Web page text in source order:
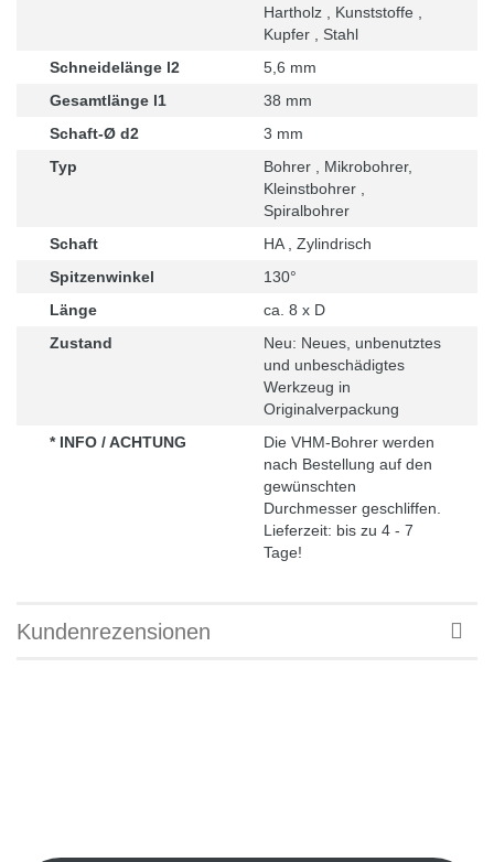
Hartholz , Kunststoffe ,
Kupfer , Stahl
Schneidelänge l2
5,6 mm
Gesamtlänge l1
38 mm
Schaft-Ø d2
3 mm
Typ
Bohrer , Mikrobohrer,
Kleinstbohrer ,
Spiralbohrer
Schaft
HA , Zylindrisch
Spitzenwinkel
130°
Länge
ca. 8 x D
Zustand
Neu: Neues, unbenutztes
und unbeschädigtes
Werkzeug in
Originalverpackung
* INFO / ACHTUNG
Die VHM-Bohrer werden
nach Bestellung auf den
gewünschten
Durchmesser geschliffen.
Lieferzeit: bis zu 4 - 7
Tage!
Kundenrezensionen